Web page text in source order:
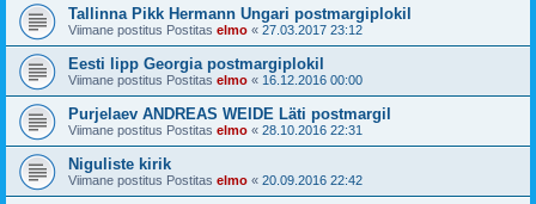
Tallinna Pikk Hermann Ungari postmargiplokil
Viimane postitus Postitas elmo « 27.03.2017 23:12
Eesti lipp Georgia postmargiplokil
Viimane postitus Postitas elmo « 16.12.2016 00:00
Purjelaev ANDREAS WEIDE Läti postmargil
Viimane postitus Postitas elmo « 28.10.2016 22:31
Niguliste kirik
Viimane postitus Postitas elmo « 20.09.2016 22:42